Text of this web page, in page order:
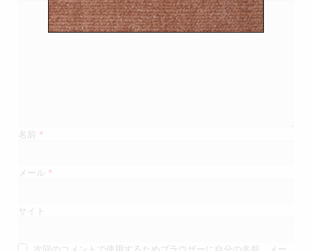
名前 *
メール *
サイト